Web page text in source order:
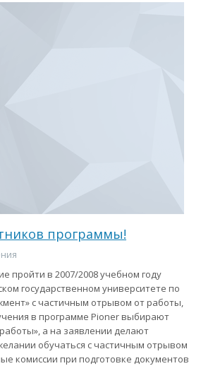
программы!
пройти в 2007/2008 учебном году
государственном университете по
с частичным отрывом от работы,
в программе Pioner выбирают
а на заявлении делают
обучаться с частичным отрывом
комиссии при подготовке документов